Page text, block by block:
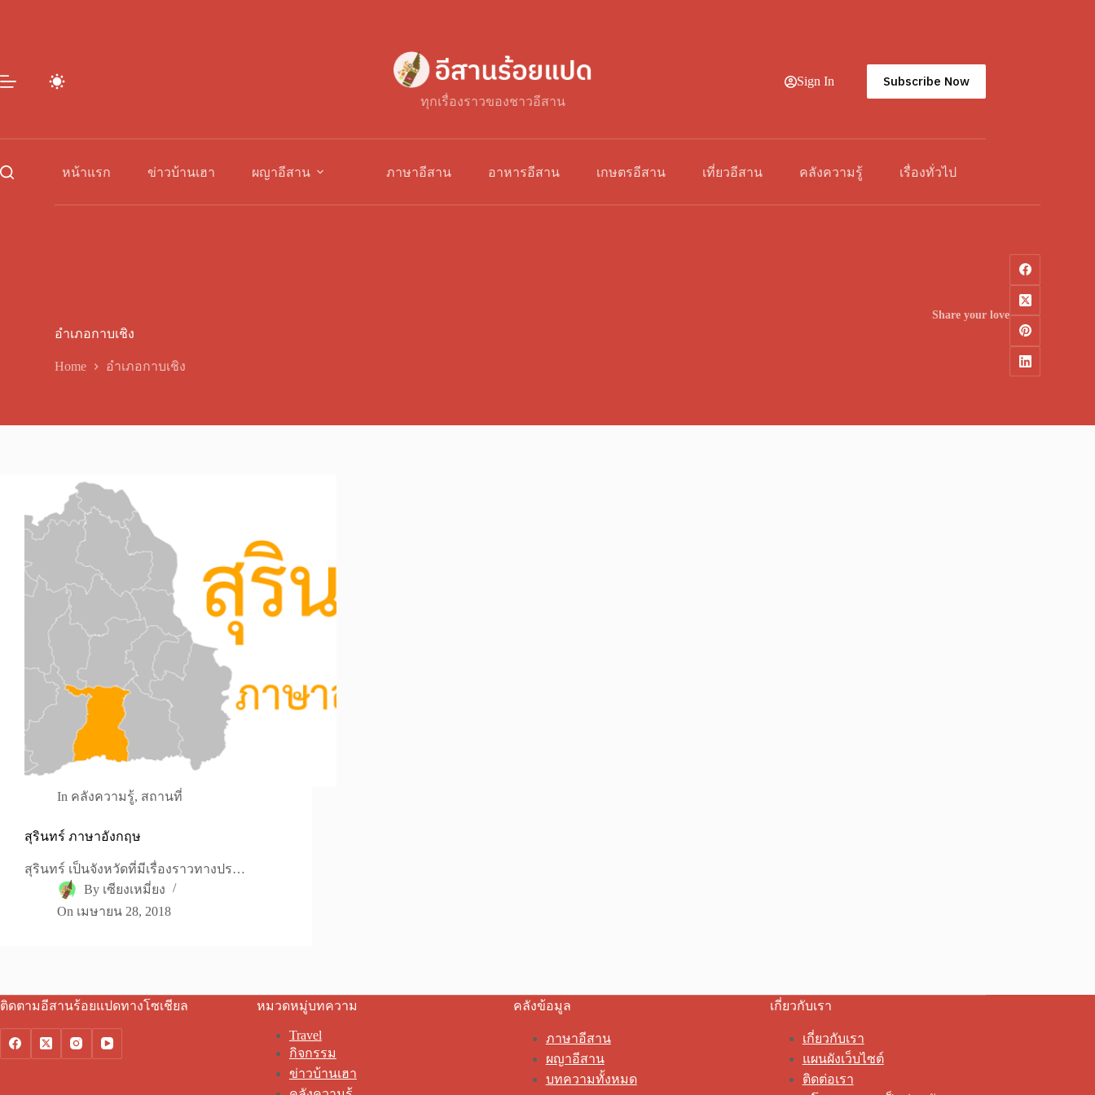
ทุกเรื่องราวของชาวอีสาน
Sign In Subscribe Now
หน้าแรก ข่าวบ้านเฮา ผญาอีสาน ภาษาอีสาน อาหารอีสาน เกษตรอีสาน เที่ยวอีสาน คลังความรู้ เรื่องทั่วไป
อำเภอกาบเชิง
Home อำเภอกาบเชิง
Share your love
In คลังความรู้, สถานที่
สุรินทร์ ภาษาอังกฤษ
สุรินทร์ เป็นจังหวัดที่มีเรื่องราวทางปร…
By เซียงเหมี่ยง
On เมษายน 28, 2018
ติดตามอีสานร้อยแปดทางโซเชียล หมวดหมู่บทความ
Travel
กิจกรรม
ข่าวบ้านเฮา
คลังข้อมูล
ภาษาอีสาน
ผญาอีสาน
บทความทั้งหมด
เกี่ยวกับเรา
เกี่ยวกับเรา
แผนผังเว็บไซต์
ติดต่อเรา